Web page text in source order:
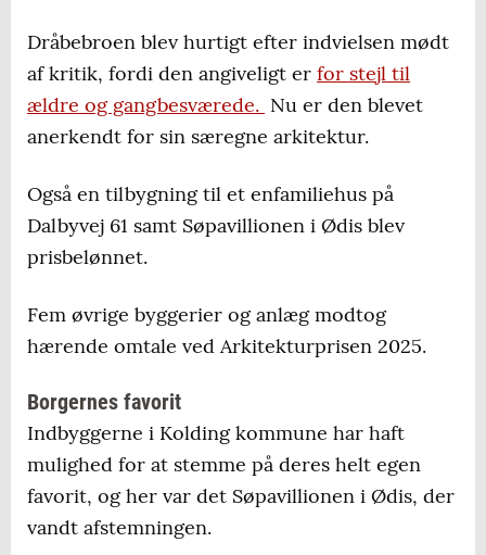
Daginstitution på Mosevej 39
Restaurering af Christinero
Renovering af Designskolen Kolding
Borgernes favorit:
Søpavillonen i Ødis
Bedømmelsesudvalget bestod af Jakob Ville,
der er formand for Plan- og
Teknikudvalget, Ole Martensen, der er
formand for Kulturudvalget, og Merete Due
Paarup, der er formand for udvalget for
Dråbebroen blev hurtigt efter indvielsen mødt
af kritik, fordi den angiveligt er for stejl til
ældre og gangbesværede. Nu er den blevet
anerkendt for sin særegne arkitektur.
Også en tilbygning til et enfamiliehus på
Dalbyvej 61 samt Søpavillionen i Ødis blev
prisbelønnet.
Fem øvrige byggerier og anlæg modtog
hærende omtale ved Arkitekturprisen 2025.
Borgernes favorit
Indbyggerne i Kolding kommune har haft
mulighed for at stemme på deres helt egen
favorit, og her var det Søpavillionen i Ødis, der
vandt afstemningen.